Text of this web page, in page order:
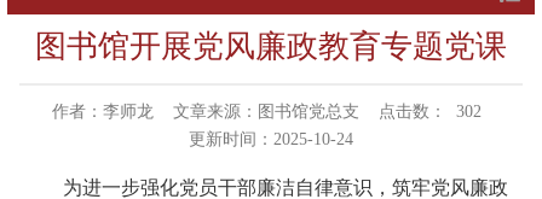
图书馆开展党风廉政教育专题党课
作者：李师龙 文章来源：图书馆党总支 点击数：
302
更新时间：2025-10-24
为进一步强化党员干部廉洁自律意识，筑牢党风廉政